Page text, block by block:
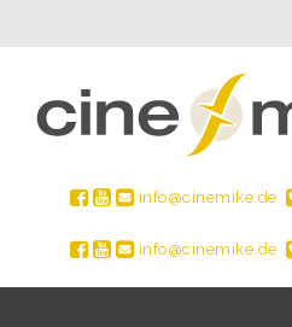
info@cinemike.de
info@cinemike.de